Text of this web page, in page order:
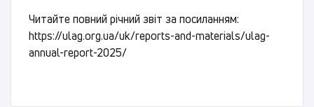
Читайте повний річний звіт за посиланням:
https://ulag.org.ua/uk/reports-and-materials/ulag-
annual-report-2025/